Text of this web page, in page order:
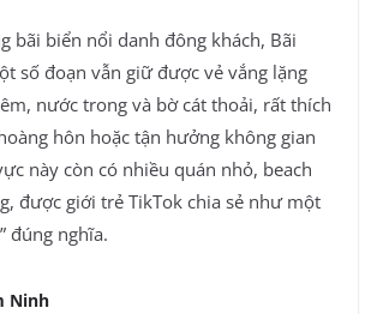
bãi biển nổi danh đông khách, Bãi
số đoạn vẫn giữ được vẻ vắng lặng
nước trong và bờ cát thoải, rất thích
hôn hoặc tận hưởng không gian
này còn có nhiều quán nhỏ, beach
được giới trẻ TikTok chia sẻ như một
đúng nghĩa.
Ninh